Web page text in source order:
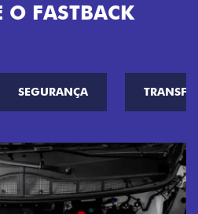
O FASTBACK
SEGURANÇA